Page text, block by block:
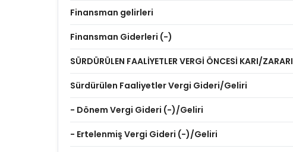
Finansman gelirleri
Finansman Giderleri (-)
SÜRDÜRÜLEN FAALİYETLER VERGİ ÖNCESİ KARI/ZARARI
Sürdürülen Faaliyetler Vergi Gideri/Geliri
- Dönem Vergi Gideri (-)/Geliri
- Ertelenmiş Vergi Gideri (-)/Geliri